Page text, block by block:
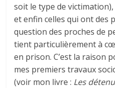
soit le type de
et enfin celles qui ont des
question des proches de
tient particulièrement à
en prison. C’est la raison
mes premiers travaux
(voir mon livre : Les